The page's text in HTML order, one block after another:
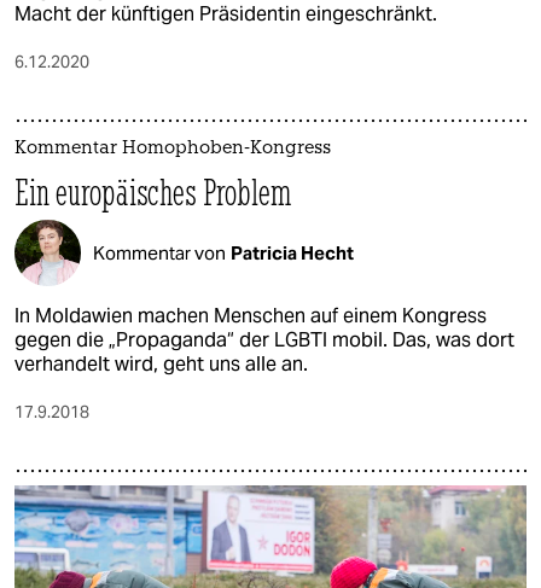
Macht der künftigen Präsidentin eingeschränkt.
6.12.2020
Kommentar Homophoben-Kongress
Ein europäisches Problem
Kommentar von Patricia Hecht
In Moldawien machen Menschen auf einem Kongress
gegen die „Propaganda“ der LGBTI mobil. Das, was dort
verhandelt wird, geht uns alle an.
17.9.2018